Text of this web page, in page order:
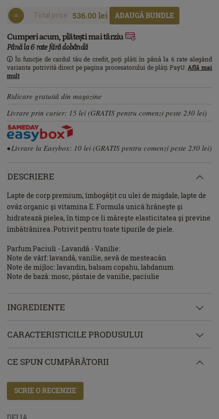
Total price: 536.00 lei ADAUGĂ BUNDLE
Cumperi acum, plătești mai târziu
Până la 6 rate fără dobândă
În funcție de cardul tău de credit, poți plăti în până la 6 rate alegând
varianta potrivită direct pe pagina procesatorului de plăți PayU.Află mai
mult
Ridicare gratuită din magazine
Livrare prin curier: 15 lei (GRATIS pentru comenzi peste 230 lei)
• Livrare la Easybox: 10 lei (GRATIS pentru comenzi peste 230 lei)
DESCRIERE
Lapte de corp premium, îmbogăţit cu ulei de migdale, lapte de
ovăz organic şi vitamina E. Formula unică hrăneşte şi
hidratează pielea, în timp ce îi măreşte elasticitatea şi previne
îmbătrânirea. Potrivit pentru toate tipurile de piele.
Parfum Paciuli - Lavandă - Vanilie:
Note de vârf: lavandă, vanilie, sevă de mesteacăn
Note de mijloc: lavandin, balsam copahu, labdanum
Note de bază: mosc, păstaie de vanilie, paciulie
INGREDIENTE
CARACTERISTICILE PRODUSULUI
CE SPUN CUMPĂRĂTORII
SCRIE O RECENZIE
DELIA